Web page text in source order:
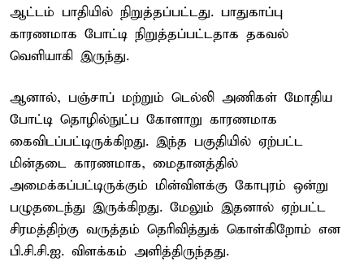
ஆட்டம் பாதியில் நிறுத்தப்பட்டது. பாதுகாப்பு
காரணமாக போட்டி நிறுத்தப்பட்டதாக தகவல்
வெளியாகி இருந்து.
ஆனால், பஞ்சாப் மற்றும் டெல்லி அணிகள் மோதிய
போட்டி தொழில்நுட்ப கோளாறு காரணமாக
கைவிடப்பட்டிருக்கிறது. இந்த பகுதியில் ஏற்பட்ட
மின்தடை காரணமாக, மைதானத்தில்
அமைக்கப்பட்டிருக்கும் மின்விளக்கு கோபுரம் ஒன்று
பழுதடைந்து இருக்கிறது. மேலும் இதனால் ஏற்பட்ட
சிரமத்திற்கு வருத்தம் தெரிவித்துக் கொள்கிறோம் என
பி.சி.சி.ஐ. விளக்கம் அளித்திருந்தது.